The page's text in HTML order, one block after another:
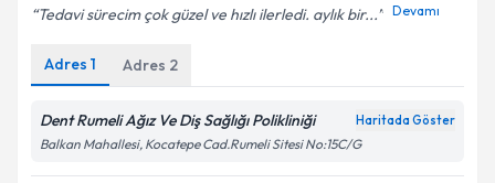
Tedavi sürecim çok güzel ve hızlı ilerledi. aylık bir... Devamı
Adres 1 Adres 2
Dent Rumeli Ağız Ve Diş Sağlığı Polikliniği Haritada Göster
Balkan Mahallesi, Kocatepe Cad.Rumeli Sitesi No:15C/G